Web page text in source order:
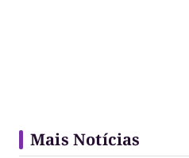
Mais Notícias